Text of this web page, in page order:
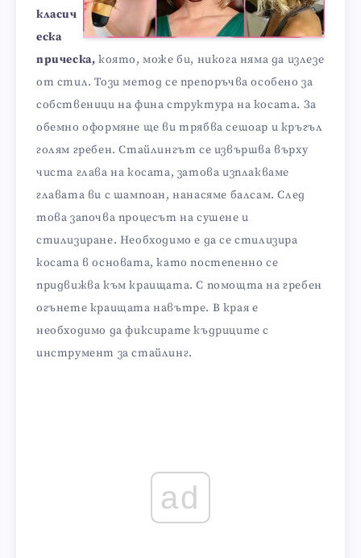
класич
еска
прическа, която, може би, никога няма да излезе
от стил. Този метод се препоръчва особено за
собственици на фина структура на косата. За
обемно оформяне ще ви трябва сешоар и кръгъл
голям гребен. Стайлингът се извършва върху
чиста глава на косата, затова изплакваме
главата ви с шампоан, нанасяме балсам. След
това започва процесът на сушене и
стилизиране. Необходимо е да се стилизира
косата в основата, като постепенно се
придвижва към краищата. С помощта на гребен
огънете краищата навътре. В края е
необходимо да фиксирате къдриците с
инструмент за стайлинг.
ad